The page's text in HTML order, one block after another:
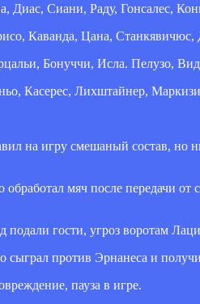
Диас, Сиани, Раду, Гонсалес,
Каванда, Цана,
Бонуччи, Исла. Пелузо,
Касерес, Лихштайнер,
на игру смешаный состав, но
обработал мяч после передачи
подали гости, угроз воротам
сыграл против Эрнанеса и
пауза в игре.